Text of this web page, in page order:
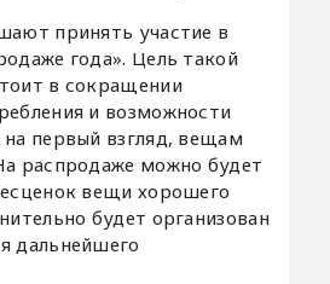
принять участие в
года». Цель такой
в сокращении
и возможности
первый взгляд, вещам
распродаже можно будет
вещи хорошего
будет организован
дальнейшего